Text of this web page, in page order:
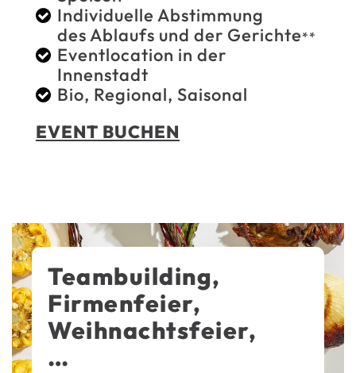
Individuelle Abstimmung
des Ablaufs und der Gerichte**
Eventlocation in der
Innenstadt
Bio, Regional, Saisonal
EVENT BUCHEN
Teambuilding,
Firmenfeier,
Weihnachtsfeier,
…